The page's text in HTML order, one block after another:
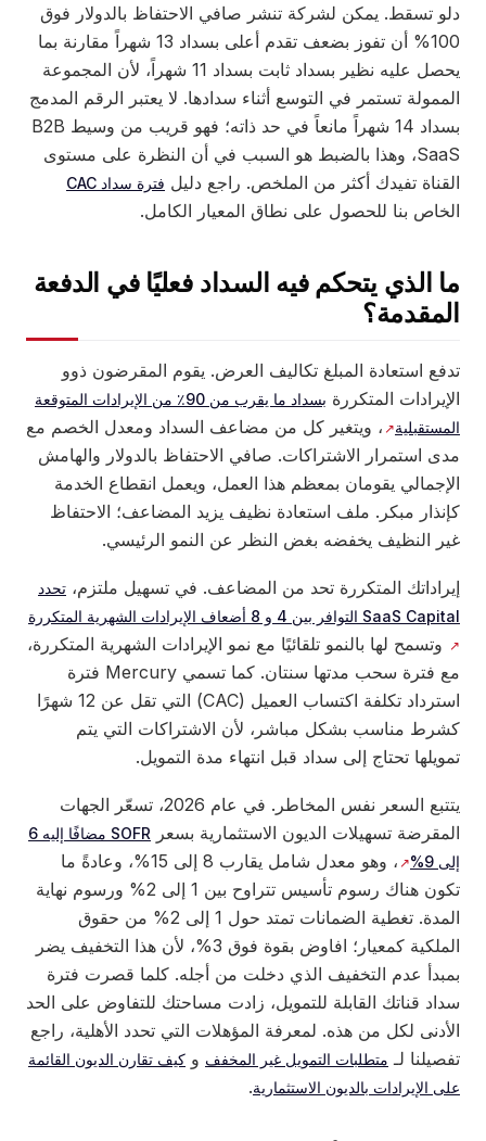
دلو تسقط. يمكن لشركة تنشر صافي الاحتفاظ بالدولار فوق
100% أن تفوز بضعف تقدم أعلى بسداد 13 شهراً مقارنة بما
يحصل عليه نظير بسداد ثابت بسداد 11 شهراً، لأن المجموعة
الممولة تستمر في التوسع أثناء سدادها. لا يعتبر الرقم المدمج
بسداد 14 شهراً مانعاً في حد ذاته؛ فهو قريب من وسيط B2B
SaaS، وهذا بالضبط هو السبب في أن النظرة على مستوى
القناة تفيدك أكثر من الملخص. راجع دليل فترة سداد CAC
الخاص بنا للحصول على نطاق المعيار الكامل.
ما الذي يتحكم فيه السداد فعليًا في الدفعة
المقدمة؟
تدفع استعادة المبلغ تكاليف العرض. يقوم المقرضون ذوو
الإيرادات المتكررة
بسداد ما يقرب من 90٪ من الإيرادات المتوقعة
المستقبلية
، ويتغير كل من مضاعف السداد ومعدل الخصم مع
مدى استمرار الاشتراكات. صافي الاحتفاظ بالدولار والهامش
الإجمالي يقومان بمعظم هذا العمل، ويعمل انقطاع الخدمة
كإنذار مبكر. ملف استعادة نظيف يزيد المضاعف؛ الاحتفاظ
غير النظيف يخفضه بغض النظر عن النمو الرئيسي.
إيراداتك المتكررة تحد من المضاعف. في تسهيل ملتزم، تحدد
SaaS Capital التوافر بين 4 و 8 أضعاف الإيرادات الشهرية المتكررة
وتسمح لها بالنمو تلقائيًا مع نمو الإيرادات الشهرية المتكررة،
مع فترة سحب مدتها سنتان. كما تسمي Mercury فترة
استرداد تكلفة اكتساب العميل (CAC) التي تقل عن 12 شهرًا
كشرط مناسب بشكل مباشر، لأن الاشتراكات التي يتم
تمويلها تحتاج إلى سداد قبل انتهاء مدة التمويل.
يتتبع السعر نفس المخاطر. في عام 2026، تسعّر الجهات
المقرضة تسهيلات الديون الاستثمارية بسعر
SOFR مضافًا إليه 6
إلى 9%
، وهو معدل شامل يقارب 8 إلى 15%، وعادةً ما
تكون هناك رسوم تأسيس تتراوح بين 1 إلى 2% ورسوم نهاية
المدة. تغطية الضمانات تمتد حول 1 إلى 2% من حقوق
الملكية كمعيار؛ افاوض بقوة فوق 3%، لأن هذا التخفيف يضر
بمبدأ عدم التخفيف الذي دخلت من أجله. كلما قصرت فترة
سداد قناتك القابلة للتمويل، زادت مساحتك للتفاوض على الحد
الأدنى لكل من هذه. لمعرفة المؤهلات التي تحدد الأهلية، راجع
تفصيلنا لـ متطلبات التمويل غير المخفف و كيف تقارن الديون القائمة
على الإيرادات بالديون الاستثمارية.